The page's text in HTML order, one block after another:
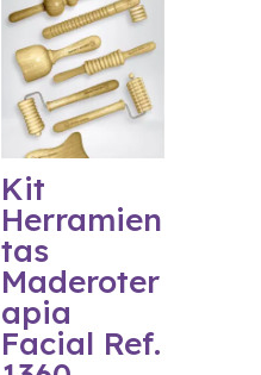
Kit
Herramien
tas
Maderoter
apia
Facial Ref.